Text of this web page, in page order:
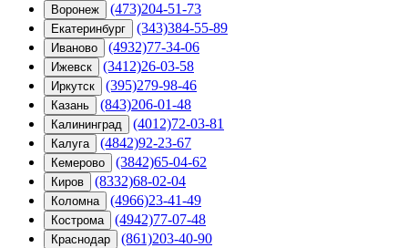
Воронеж (473)204-51-73
Екатеринбург (343)384-55-89
Иваново (4932)77-34-06
Ижевск (3412)26-03-58
Иркутск (395)279-98-46
Казань (843)206-01-48
Калининград (4012)72-03-81
Калуга (4842)92-23-67
Кемерово (3842)65-04-62
Киров (8332)68-02-04
Коломна (4966)23-41-49
Кострома (4942)77-07-48
Краснодар (861)203-40-90